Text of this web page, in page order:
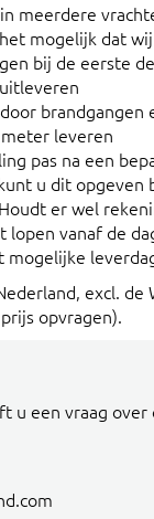
meerdere
mogelijk dat
bij de eerste
brandgangen
leveren
pas na een
u dit opgeven
er wel
lopen vanaf de
mogelijke
excl. de
opvragen).
u een vraag over